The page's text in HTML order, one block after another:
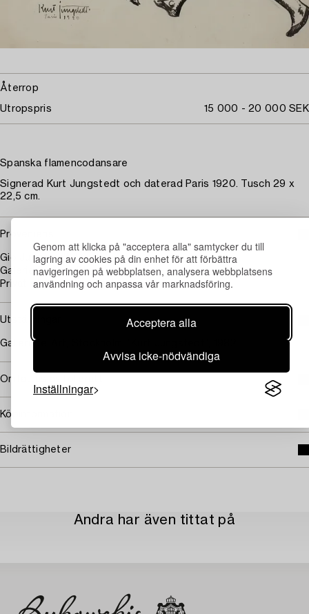
Genom att klicka på "acceptera alla" samtycker du till
lagring av cookies på din enhet för att förbättra
navigeringen på webbplatsen, analysera webbplatsens
användning och anpassa vår marknadsföring.
Acceptera alla
Avvisa icke-nödvändiga
Inställningar
Återrop
Utropspris 15 000 - 20 000 SEK
Spanska flamencodansare
Signerad Kurt Jungstedt och daterad Paris 1920. Tusch 29 x
22,5 cm.
Proveniens
Gio Jungstedt, Lund
Galerie Bel'Art, Stockholm
Privat samling, Stockholm
Utställningar
Galleri Bel'Art, Stockholm, "Kurt Jungstedt", 1982.
Omfattas av följerätt
Köpinformation
Bildrättigheter
Andra har även tittat på